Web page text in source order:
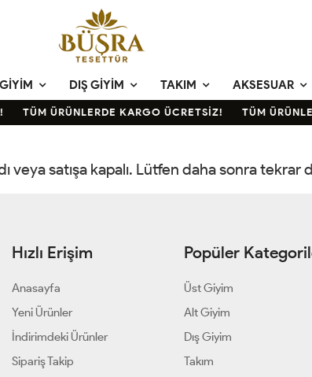
DIŞ GIYIM TAKIM AKSESUAR
TÜM ÜRÜNLERDE KARGO ÜCRETSİZ! TÜM
veya satışa kapalı. Lütfen daha sonra tekrar
Hızlı Erişim
Anasayfa
Yeni Ürünler
İndirimdeki Ürünler
Sipariş Takip
Popüler
Üst Giyim
Alt Giyim
Dış Giyim
Takım